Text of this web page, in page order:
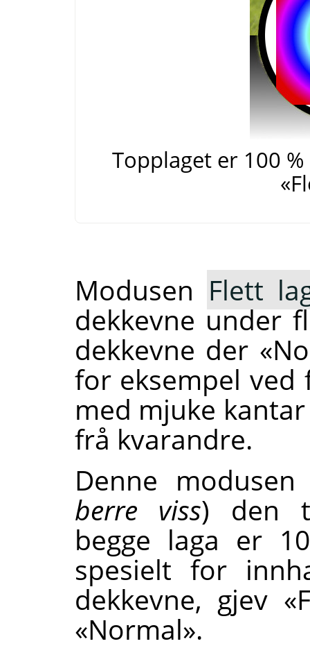
Topplaget er 100
«
Modusen Flett
dekkevne under
dekkevne der
for eksempel
med mjuke
frå kvarandre.
Denne
berre viss) den
begge laga er
spesielt for
dekkevne, gjev
«Normal».